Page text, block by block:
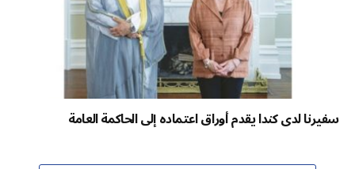
سفيرنا لدى كندا يقدم أوراق اعتماده إلى الحاكمة العامة